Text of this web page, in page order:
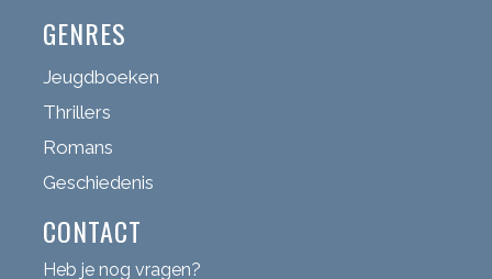
GENRES
Jeugdboeken
Thrillers
Romans
Geschiedenis
CONTACT
Heb je nog vragen?